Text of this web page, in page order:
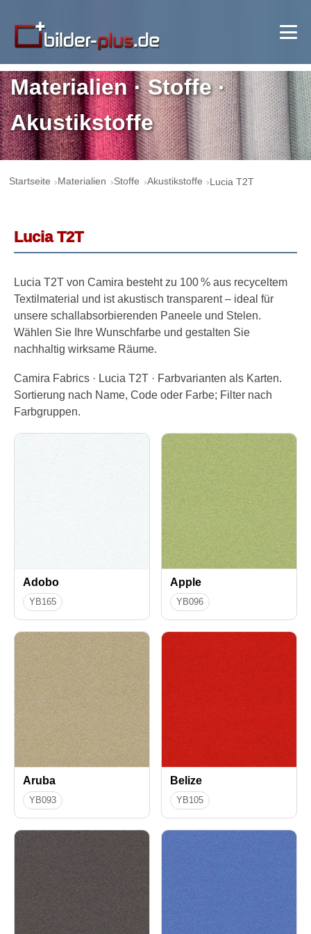
Materialien · Stoffe ·
Akustikstoffe
Startseite Materialien Stoffe Akustikstoffe Lucia T2T
Lucia T2T
Lucia T2T von Camira besteht zu 100 % aus recyceltem
Textilmaterial und ist akustisch transparent – ideal für
unsere schallabsorbierenden Paneele und Stelen.
Wählen Sie Ihre Wunschfarbe und gestalten Sie
nachhaltig wirksame Räume.
Camira Fabrics · Lucia T2T · Farbvarianten als Karten.
Sortierung nach Name, Code oder Farbe; Filter nach
Farbgruppen.
Adobo
YB165
Apple
YB096
Aruba
YB093
Belize
YB105